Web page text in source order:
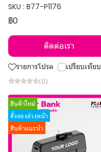
SKU : B77-P1176
฿0
ติดต่อเรา
รายการโปรด เปรียบเทียบ
(0)
สินค้าใหม่
สั่งจองล่วงหน้า
สินค้าแนะนำ